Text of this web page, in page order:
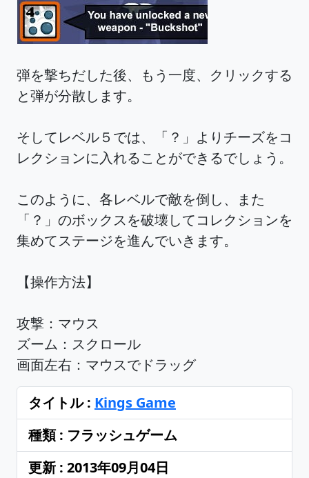
弾を撃ちだした後、もう一度、クリックする
と弾が分散します。
そしてレベル５では、「？」よりチーズをコ
レクションに入れることができるでしょう。
このように、各レベルで敵を倒し、また
「？」のボックスを破壊してコレクションを
集めてステージを進んでいきます。
【操作方法】
攻撃：マウス
ズーム：スクロール
画面左右：マウスでドラッグ
タイトル : Kings Game
種類 : フラッシュゲーム
更新 : 2013年09月04日